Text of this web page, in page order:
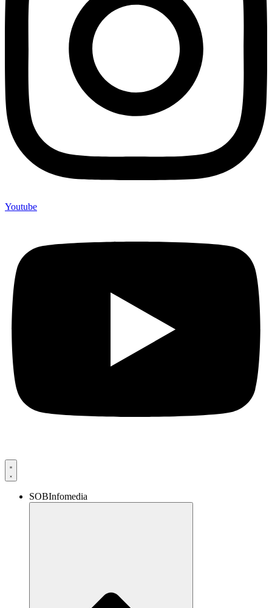
Youtube
SOBInfomedia